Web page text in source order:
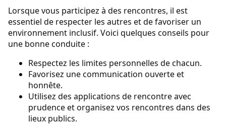
Lorsque vous participez à des rencontres, il est
essentiel de respecter les autres et de favoriser un
environnement inclusif. Voici quelques conseils pour
une bonne conduite :
Respectez les limites personnelles de chacun.
Favorisez une communication ouverte et
honnête.
Utilisez des applications de rencontre avec
prudence et organisez vos rencontres dans des
lieux publics.